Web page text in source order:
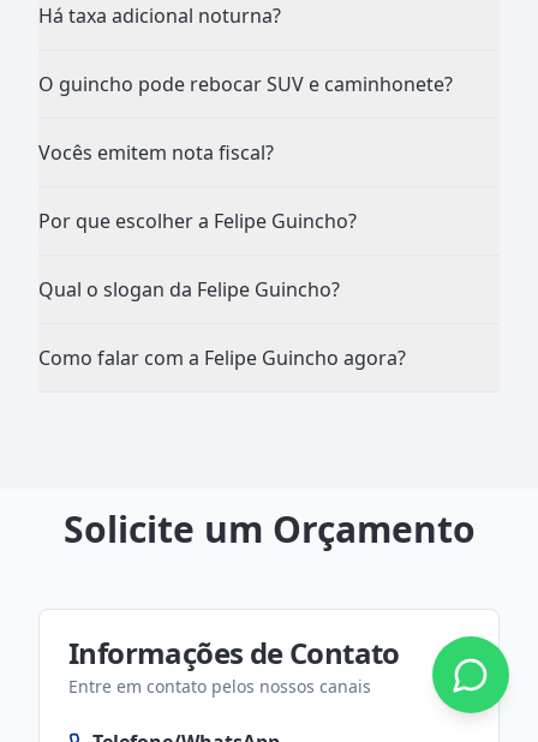
Há taxa adicional noturna?
O guincho pode rebocar SUV e caminhonete?
Vocês emitem nota fiscal?
Por que escolher a Felipe Guincho?
Qual o slogan da Felipe Guincho?
Como falar com a Felipe Guincho agora?
Solicite um Orçamento
Informações de Contato
Entre em contato pelos nossos canais